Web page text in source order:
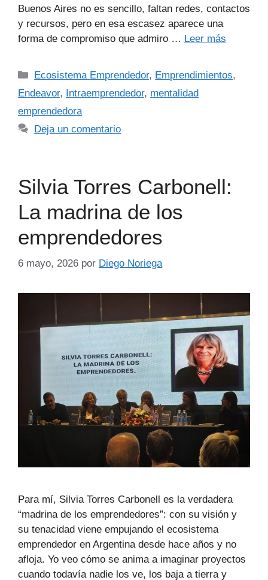
Buenos Aires no es sencillo, faltan redes, contactos
y recursos, pero en esa escasez aparece una
forma de compromiso que admiro … Leer más
Ecosistema Emprendedor, Emprendimientos,
Endeavor, Intraemprendedor, mentalidad
emprendedora
Deja un comentario
Silvia Torres Carbonell:
La madrina de los
emprendedores
6 mayo, 2026 por Diego Noriega
Para mí, Silvia Torres Carbonell es la verdadera
“madrina de los emprendedores”: con su visión y
su tenacidad viene empujando el ecosistema
emprendedor en Argentina desde hace años y no
afloja. Yo veo cómo se anima a imaginar proyectos
cuando todavía nadie los ve, los baja a tierra y